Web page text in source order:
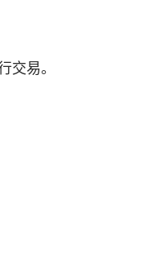
交易。